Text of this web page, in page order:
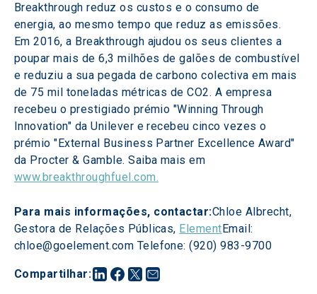
Compartilhar:
Breakthrough reduz os custos e o consumo de
energia, ao mesmo tempo que reduz as emissões.
Em 2016, a Breakthrough ajudou os seus clientes a
poupar mais de 6,3 milhões de galões de combustível
e reduziu a sua pegada de carbono colectiva em mais
de 75 mil toneladas métricas de CO2. A empresa
recebeu o prestigiado prémio "Winning Through
Innovation" da Unilever e recebeu cinco vezes o
prémio "External Business Partner Excellence Award"
da Procter & Gamble. Saiba mais em
www.breakthroughfuel.com.
Para mais informações, contactar:Chloe Albrecht,
Gestora de Relações Públicas, ElementEmail:
chloe@goelement.com Telefone: (920) 983-9700